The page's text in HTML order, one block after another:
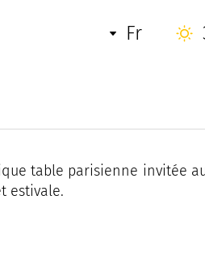
fr
table parisienne invitée
estivale.